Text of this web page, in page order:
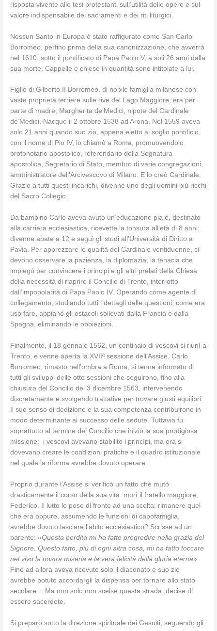
risposta vivente alle tesi protestanti sull’utilità delle opere e sul
valore indispensabile dei sacramenti e dei riti liturgici.
Nessun Santo in Europa è stato raffigurato come San Carlo
Borromeo, perfino prima della sua canonizzazione, che avverrà
nel 1610, sotto il pontificato di Papa Paolo V, a soli 26 anni dalla
sua morte. Cappelle e chiese in quantità sono intitolate a lui.
Figlio di Gilberto II Borromeo, di nobile famiglia milanese con
vaste proprietà terriere sulle rive del Lago Maggiore, era per
parte di madre, Margherita de’Medici, nipote del Cardinale
de’Medici. Nacque il 2 ottobre 1538 ad Arona. Nel 1559 aveva
solo 21 anni quando suo zio, appena eletto al soglio pontificio,
con il nome di Pio IV, lo chiamò a Roma, promuovendolo
protonotario apostolico, referendario della Segnatura
apostolica, Segretario di Stato, membro di varie congregazioni,
amministratore dell’Arcivescovo di Milano. E lo creò Cardinale.
Grazie a tutti questi incarichi, divenne uno degli uomini più ricchi
del Sacro Collegio.
Da bambino Carlo aveva avuto un’educazione pia e, destinato
alla carriera ecclesiastica, ricevette la tonsura all’età di 8 anni;
divenne abate a 12 e seguì gli studi all’Università di Diritto a
Pavia. Per apprezzare le qualità del Cardinale ventiduenne, si
devono osservare la pazienza, la diplomazia, la tenacia che
impiegò per convincere i principi e gli altri prelati della Chiesa
della necessità di riaprire il Concilio di Trento, interrotto
dall’impopolarità di Papa Paolo IV. Operando come agente di
collegamento, studiando tutti i dettagli delle questioni, come era
uso fare, appianò gli ostacoli sollevati dalla Francia e dalla
Spagna, eliminando le obbiezioni.
Finalmente, il 18 gennaio 1562, un centinaio di vescovi si riunì a
Trento, e venne aperta la XVIIª sessione dell’Assise. Carlo
Borromeo, rimasto nell’ombra a Roma, si tenne informato di
tutti gli sviluppi delle otto sessioni che seguirono, fino alla
chiusura del Concilio del 3 dicembre 1563, intervenendo
discretamente e svolgendo trattative per trovare giusti equilibri.
Il suo senso di dedizione e la sua competenza contribuirono in
modo determinante al successo delle sedute. Tuttavia fu
soprattutto al termine del Concilio che iniziò la sua prodigiosa
missione:
i vescovi avevano stabilito i princìpi, ma ora si
dovevano creare le condizioni pratiche e il quadro istituzionale
nel quale la riforma avrebbe dovuto operare.
Proprio durante l’Assise si verificò un fatto che mutò
drasticamente il corso della sua vita: morì il fratello maggiore,
Federico. Il lutto lo pose di fronte ad una scelta: rimanere quel
che era oppure, assumendo le funzioni di capofamiglia,
avrebbe dovuto lasciare l’abito ecclesiastico? Scrisse ad un
parente: «Questa perdita mi ha fatto progredire nella grazia del
Signore. Questo fatto, più di ogni altra cosa, mi ha fatto toccare
nel vivo la nostra miseria e la vera felicità della gloria eterna».
Fino ad allora aveva ricevuto solo il diaconato e suo zio
avrebbe potuto accordargli la dispensa per tornare allo stato
secolare… Ma non solo non scelse questa strada, decise di
essere sacerdote.
Si preparò sotto la direzione spirituale dei Gesuiti, seguendo gli